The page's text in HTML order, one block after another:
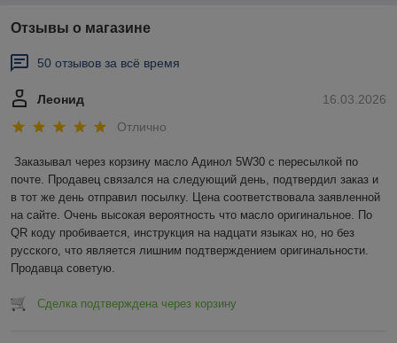
Отзывы о магазине
50 отзывов за всё время
16.03.2026
Леонид
Отлично
Заказывал через корзину масло Адинол 5W30 с пересылкой по
почте. Продавец связался на следующий день, подтвердил заказ и
в тот же день отправил посылку. Цена соответствовала заявленной
на сайте. Очень высокая вероятность что масло оригинальное. По
QR коду пробивается, инструкция на надцати языках но, но без
русского, что является лишним подтверждением оригинальности.
Продавца советую.
Сделка подтверждена через корзину